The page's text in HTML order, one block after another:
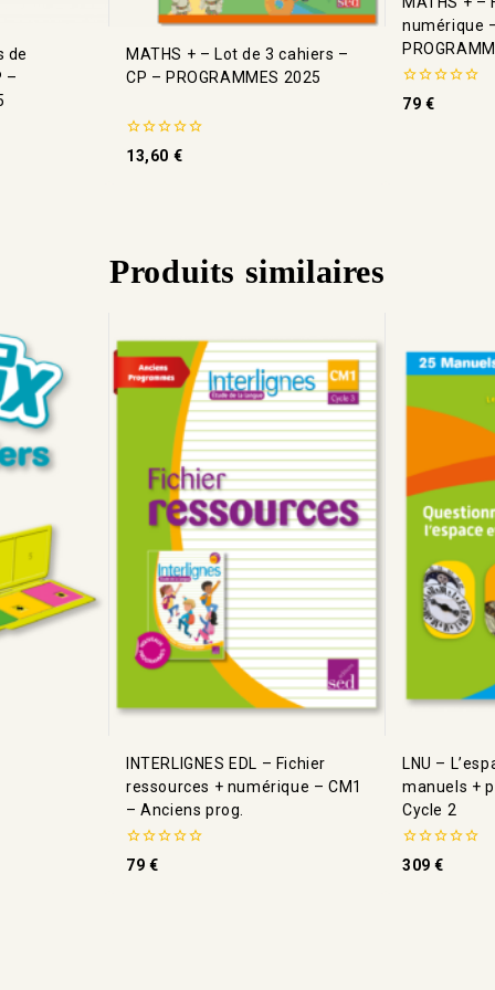
de
–
MATHS + – Lot de 3 cahiers –
CP – PROGRAMMES 2025
0
de
13,60 €
numérique
0
de
79 €
Produits similaires
INTERLIGNES EDL – Fichier
ressources + numérique – CM1
– Anciens prog.
0
de
79 €
LNU –
manuels +
Cycle 2
0
de
309€